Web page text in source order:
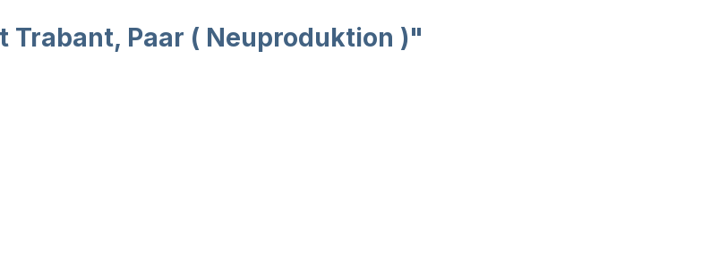
Paar ( Neuproduktion )"